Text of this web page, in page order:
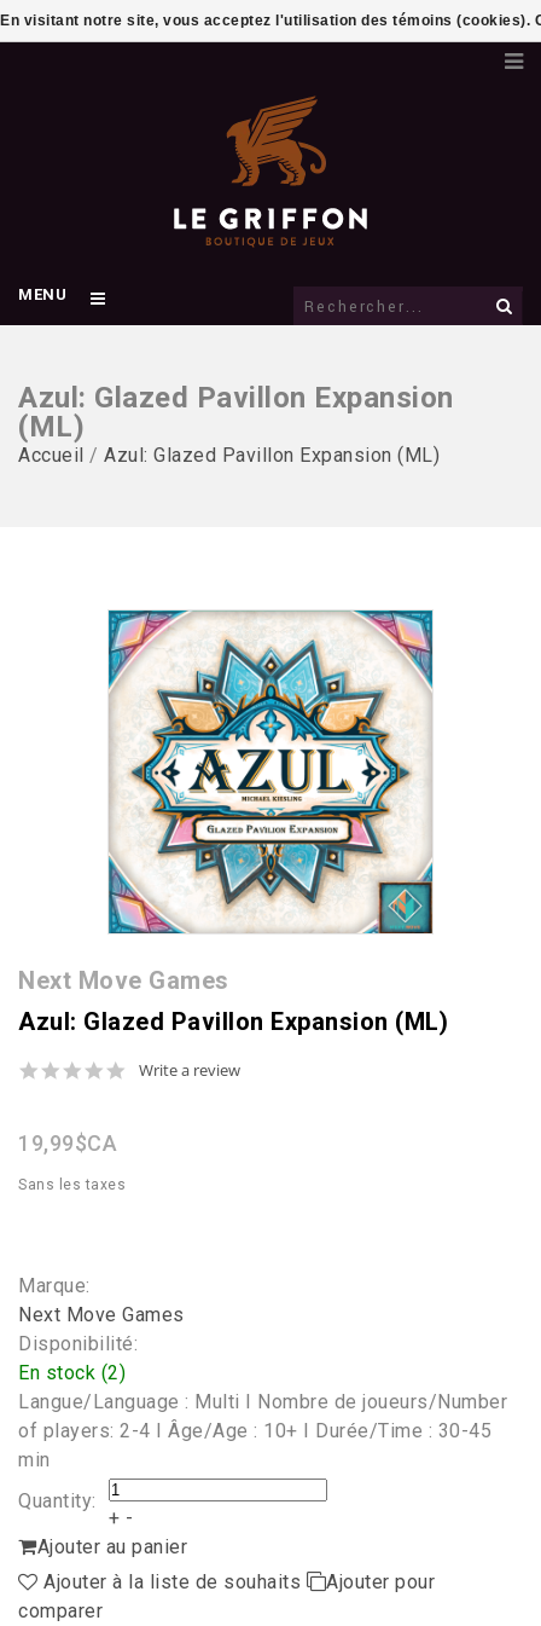
MENU
Azul: Glazed Pavillon Expansion
(ML)
Accueil / Azul: Glazed Pavillon Expansion (ML)
Next Move Games
Azul: Glazed Pavillon Expansion (ML)
0.0
Write a review
19,99$CA
Sans les taxes
Marque:
Next Move Games
Disponibilité:
En stock (2)
Langue/Language : Multi I Nombre de joueurs/Number
of players: 2-4 I Âge/Age : 10+ I Durée/Time : 30-45
min
Quantity:
+ -
Ajouter au panier
Ajouter à la liste de souhaits
Ajouter pour
comparer
En visitant notre site, vous acceptez l'utilisation des témoins